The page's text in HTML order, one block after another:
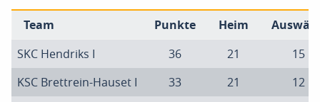
Team Punkte Heim
SKC Hendriks I
36 21
15
KSC Brettrein-Hauset I
33 21
12